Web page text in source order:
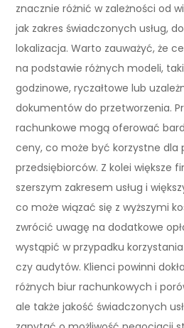
znacznie różnić w zależności od
jak zakres świadczonych usług,
lokalizacja. Warto zauważyć, że
na podstawie różnych modeli,
godzinowe, ryczałtowe lub
dokumentów do przetworzenia.
rachunkowe mogą oferować
ceny, co może być korzystne dla
przedsiębiorców. Z kolei większe
szerszym zakresem usług i
co może wiązać się z wyższymi
zwrócić uwagę na dodatkowe
wystąpić w przypadku
czy audytów. Klienci powinni
różnych biur rachunkowych i
ale także jakość świadczonych